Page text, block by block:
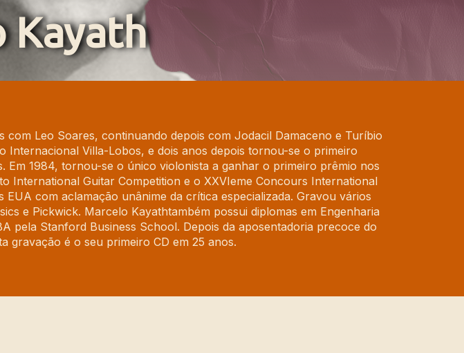
Kayath
Leo Soares, continuando depois com Jodacil Damaceno e Turíbio
Internacional Villa-Lobos, e dois anos depois tornou-se o primeiro
1984, tornou-se o único violonista a ganhar o primeiro prêmio nos
International Guitar Competition e o XXVIeme Concours International
com aclamação unânime da crítica especializada. Gravou vários
e Pickwick. Marcelo Kayathtambém possui diplomas em Engenharia
pela Stanford Business School. Depois da aposentadoria precoce do
gravação é o seu primeiro CD em 25 anos.